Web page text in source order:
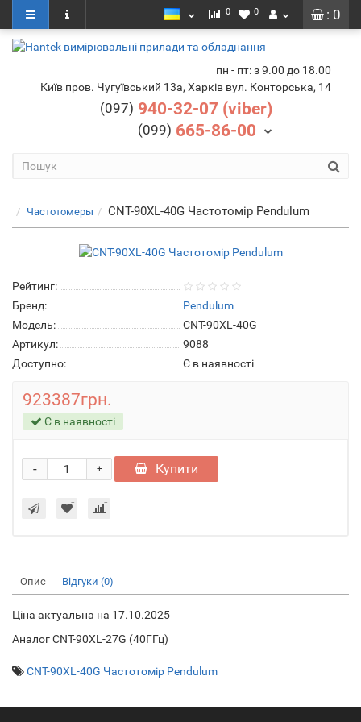
: 0
0 0
пн - пт: з 9.00 до 18.00
Київ пров. Чугуївський 13а, Харків вул. Конторська, 14
(097) 940-32-07 (viber)
(099) 665-86-00
Частотомеры CNT-90XL-40G Частотомір Pendulum
Рейтинг:
Бренд:
Pendulum
Модель:
CNT-90XL-40G
Артикул:
9088
Доступно:
Є в наявності
923387грн.
Є в наявності
+
- Купити
Опис Відгуки (0)
Ціна актуальна на 17.10.2025
Аналог CNT-90XL-27G (40ГГц)
CNT-90XL-40G Частотомір Pendulum